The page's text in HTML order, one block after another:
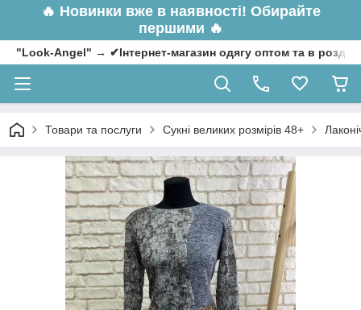
🔥 Новинки вже в наявності! Обирайте
першими 🔥
"Look-Angel" → ✔Інтернет-магазин одягу оптом та в
Товари та послуги Сукні великих розмірів 48+